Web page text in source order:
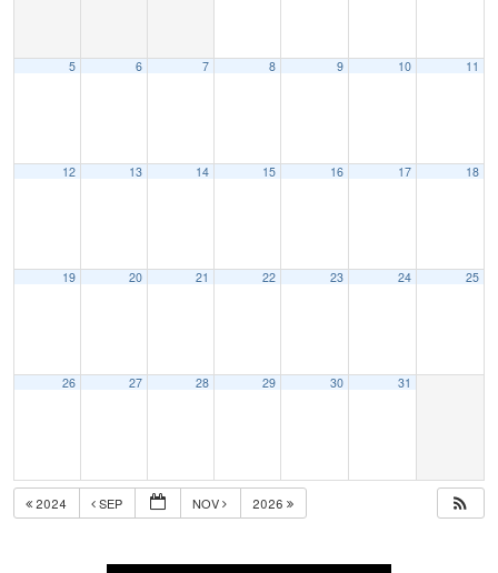
5 6 7 8 9 10 11
12 13 14 15 16 17 18
19 20 21 22 23 24 25
26 27 28 29 30 31
2024 SEP NOV 2026